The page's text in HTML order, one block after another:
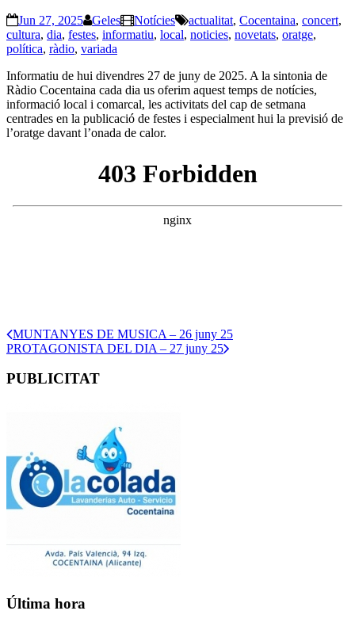
Jun 27, 2025 Geles Notícies actualitat, Cocentaina, concert,
cultura, dia, festes, informatiu, local, noticies, novetats, oratge,
política, ràdio, variada
Informatiu de hui divendres 27 de juny de 2025. A la sintonia de
Ràdio Cocentaina cada dia us oferim aquest temps de notícies,
informació local i comarcal, les activitats del cap de setmana
centrades en la publicació de festes i especialment hui la previsió de
l’oratge davant l’onada de calor.
MUNTANYES DE MUSICA – 26 juny 25
PROTAGONISTA DEL DIA – 27 juny 25
PUBLICITAT
Última hora